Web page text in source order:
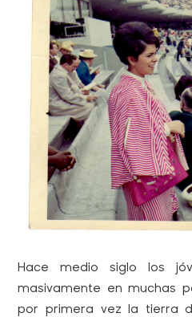
Hace medio siglo los
masivamente en muchas
por primera vez la tierra